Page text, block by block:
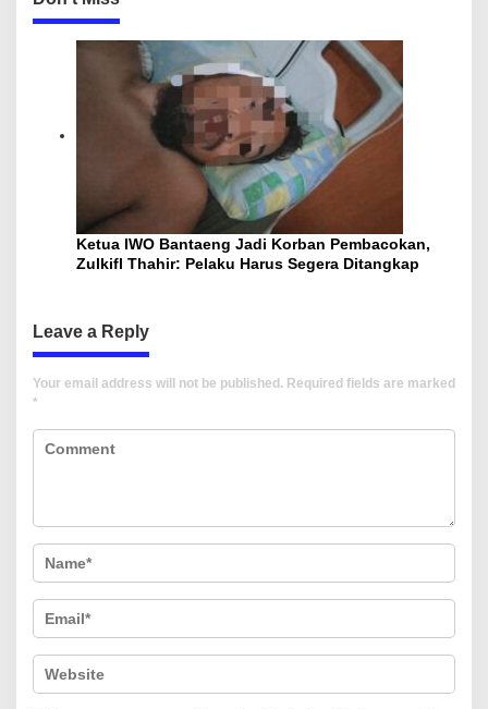
Ketua IWO Bantaeng Jadi Korban Pembacokan,
Zulkifl Thahir: Pelaku Harus Segera Ditangkap
Leave a Reply
Your email address will not be published. Required fields are marked
*